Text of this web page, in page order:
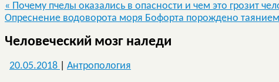
« Почему пчелы оказались в опасности и чем это грозит
Опреснение водоворота моря Бофорта порождено таянием
Человеческий мозг наледи
20.05.2018 Антропология